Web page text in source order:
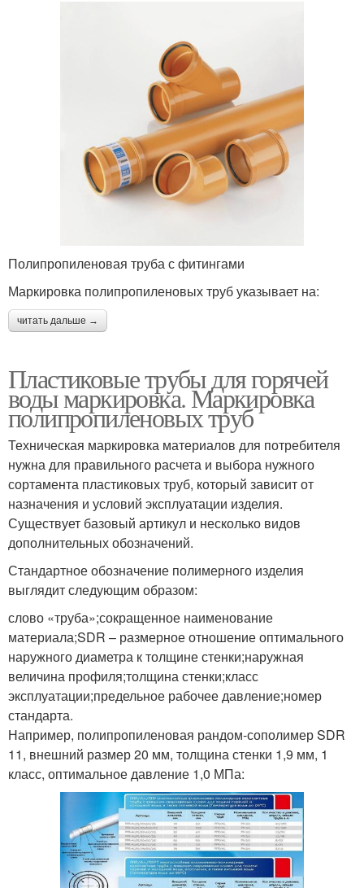
Полипропиленовая труба с фитингами
Маркировка полипропиленовых труб указывает на:
читать дальше →
Пластиковые трубы для горячей
воды маркировка. Маркировка
полипропиленовых труб
Техническая маркировка материалов для потребителя
нужна для правильного расчета и выбора нужного
сортамента пластиковых труб, который зависит от
назначения и условий эксплуатации изделия.
Существует базовый артикул и несколько видов
дополнительных обозначений.
Стандартное обозначение полимерного изделия
выглядит следующим образом:
слово «труба»;сокращенное наименование
материала;SDR – размерное отношение оптимального
наружного диаметра к толщине стенки;наружная
величина профиля;толщина стенки;класс
эксплуатации;предельное рабочее давление;номер
стандарта.
Например, полипропиленовая рандом-сополимер SDR
11, внешний размер 20 мм, толщина стенки 1,9 мм, 1
класс, оптимальное давление 1,0 МПа: